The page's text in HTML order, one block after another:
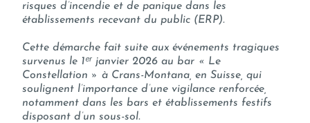
risques d’incendie et de panique dans les
établissements recevant du public (ERP).
Cette démarche fait suite aux événements tragiques
survenus le 1ᵉʳ janvier 2026 au bar « Le
Constellation » à Crans-Montana, en Suisse, qui
soulignent l’importance d’une vigilance renforcée,
notamment dans les bars et établissements festifs
disposant d’un sous-sol.